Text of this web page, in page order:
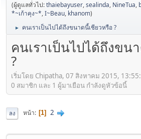
(ผู้ดูแลทั่วไป:thaiebayuser,sealinda, NineTua,
*~เก้าคุง~*,I~Beau, khanom)
► คนเราเป็นไปได้ถึงขนาดนี้เชียวหรือ ?
คนเราเป็นไปได้ถึงขน
?
เริ่มโดย Chipatha, 07 สิงหาคม 2015,
0 สมาชิก และ 1 ผู้มาเยือน กำลังดูหัวข้อนี้
ลง หน้า 1 2